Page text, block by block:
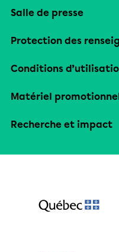
Salle de presse
Protection des
Conditions
Matériel promotionnel
Recherche et impact